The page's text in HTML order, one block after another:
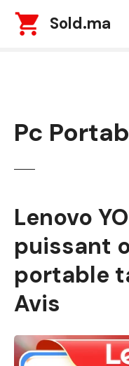
Sold.ma
Pc
Lenovo
puissant
portable
Avis